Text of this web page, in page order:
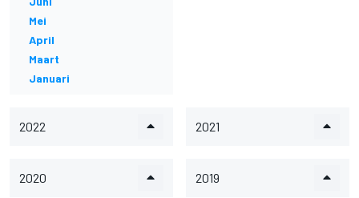
Mei
April
Maart
Januari
2022 2021
2020 2019